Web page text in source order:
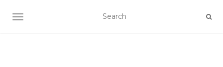
TOGGLE NAVIGATION